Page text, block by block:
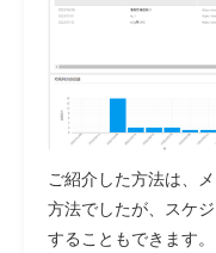
ご紹介した方法は、
方法でしたが、 スケ
することもできます。